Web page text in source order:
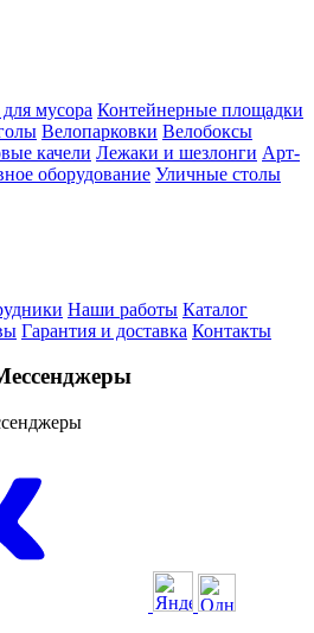
мусора Контейнерные площадки
Велопарковки Велобоксы
качели Лежаки и шезлонги Арт-
оборудование Уличные столы
Наши работы Каталог
Гарантия и доставка Контакты